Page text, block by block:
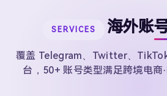
SERVICES 海外账
覆盖 Telegram、Twitter、
台，50+ 账号类型满足跨境电商